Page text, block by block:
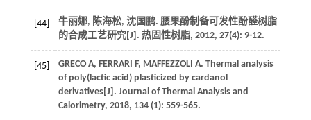
[44]
牛丽娜, 陈海松, 沈国鹏. 腰果酚制备可发性酚醛树脂
的合成工艺研究[J]. 热固性树脂, 2012, 27(4): 9-12.
[45] GRECO A, FERRARI F, MAFFEZZOLI A. Thermal analysis
of poly(lactic acid) plasticized by cardanol
derivatives[J]. Journal of Thermal Analysis and
Calorimetry, 2018, 134(1): 559-565.